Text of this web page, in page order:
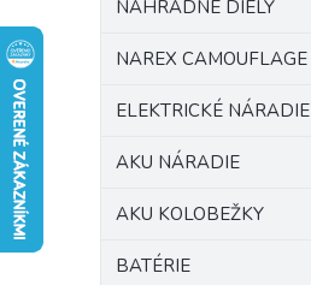
NÁHRADNÉ DIELY
NAREX CAMOUFLAGE
ELEKTRICKÉ NÁRADIE
AKU NÁRADIE
AKU KOLOBEŽKY
BATÉRIE